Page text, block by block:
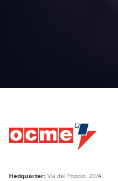
Hedquarter: Via del Popolo, 20/A